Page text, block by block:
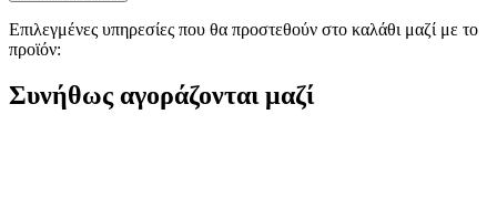
Επιλεγμένες υπηρεσίες που θα προστεθούν στο καλάθι μαζί με το
προϊόν:
Συνήθως αγοράζονται μαζί